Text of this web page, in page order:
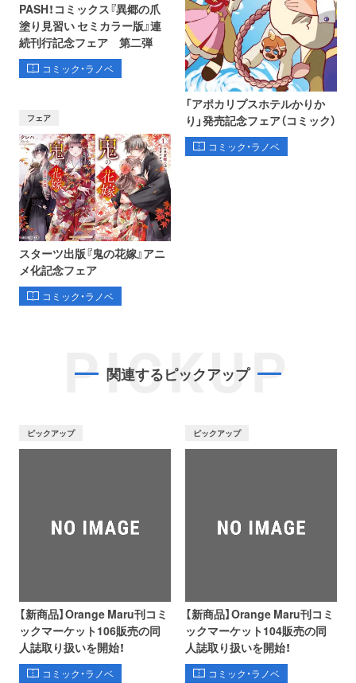
PASH！コミックス『異郷の爪
塗り見習い セミカラー版』連
続刊行記念フェア 第二弾
コミック・ラノベ
フェア
スターツ出版『鬼の花嫁』アニ
メ化記念フェア
コミック・ラノベ
「アポカリプスホテルかりか
り」発売記念フェア（コミック）
コミック・ラノベ
PICKUP
関連するピックアップ
ピックアップ
【新商品】Orange Maru刊コミ
ックマーケット106販売の同
人誌取り扱いを開始！
コミック・ラノベ
ピックアップ
【新商品】Orange Maru刊コミ
ックマーケット104販売の同
人誌取り扱いを開始！
コミック・ラノベ